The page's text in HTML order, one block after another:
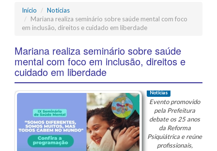
Início
Notícias
Mariana realiza seminário sobre saúde mental com foco
em inclusão, direitos e cuidado em liberdade
Mariana realiza seminário sobre saúde
mental com foco em inclusão, direitos e
cuidado em liberdade
Notícias
Evento promovido
pela Prefeitura
debate os 25 anos
da Reforma
Psiquiátrica e reúne
profissionais,